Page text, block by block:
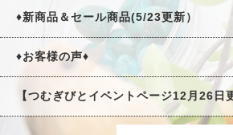
♦新商品＆セール商品(5/23更新）
♦お客様の声♦
【つむぎびとイベントページ12月26日